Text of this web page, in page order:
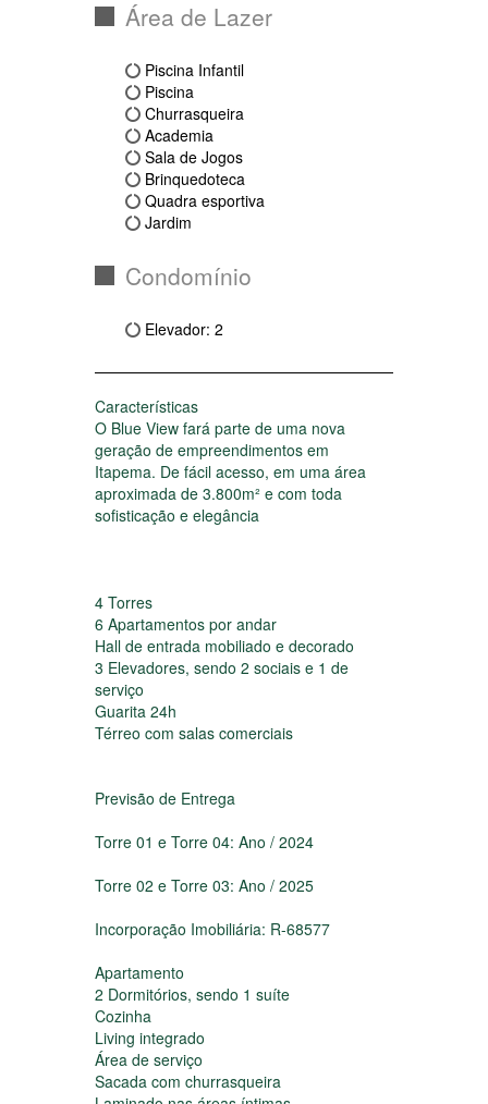
Living
Lavanderia
Sacada: C/ Churrasqueira
Churrasqueira
Total de garagens *: 1
Garagem *: 1 Vaga (Privativa)
Área de Lazer
Piscina Infantil
Churrasqueira
Sala de Jogos
Brinquedoteca
Quadra esportiva
Jardim
Condomínio
Características
O Blue View fará parte de uma nova
geração de empreendimentos em
Itapema. De fácil acesso, em uma área
aproximada de 3.800m² e com toda
sofisticação e elegância
6 Apartamentos por andar
3 Elevadores, sendo 2 sociais e 1 de
Guarita 24h
Previsão de Entrega
Torre 01 e Torre 04: Ano / 2024